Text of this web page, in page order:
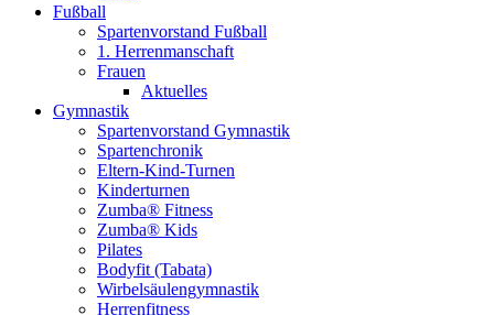
Fußball
Spartenvorstand Fußball
1. Herrenmanschaft
Frauen
Aktuelles
Gymnastik
Spartenvorstand Gymnastik
Spartenchronik
Eltern-Kind-Turnen
Kinderturnen
Zumba® Fitness
Zumba® Kids
Pilates
Bodyfit (Tabata)
Wirbelsäulengymnastik
Herrenfitness